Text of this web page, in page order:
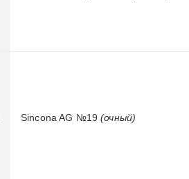
Sincona AG №19(очный)